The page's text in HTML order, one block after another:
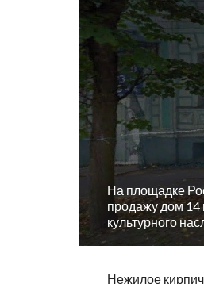
На площадке
продажу дом 14
культурного
Нежилое